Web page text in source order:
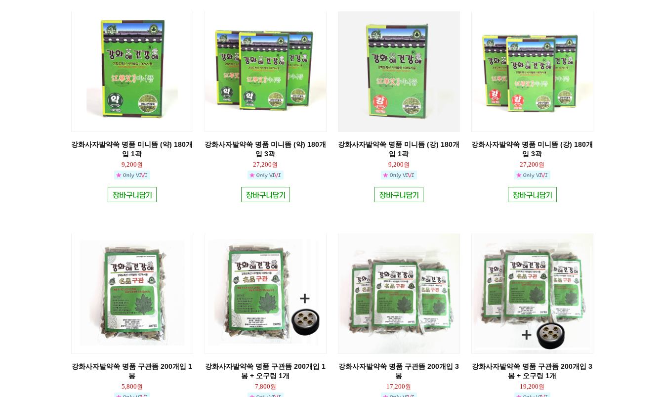
강화사자발약쑥 명품 미니뜸 (약) 180개
입 1곽
9,200원
강화사자발약쑥 명품 미니뜸 (약) 180개
입 3곽
27,200원
강화사자발약쑥 명품 미니뜸 (강) 180개
입 1곽
9,200원
강화사자발약쑥 명품 미니뜸 (강) 180개
입 3곽
27,200원
강화사자발약쑥 명품 구관뜸 200개입 1
봉
5,800원
강화사자발약쑥 명품 구관뜸 200개입 1
봉 + 오구링 1개
7,800원
강화사자발약쑥 명품 구관뜸 200개입 3
봉
17,200원
강화사자발약쑥 명품 구관뜸 200개입 3
봉 + 오구링 1개
19,200원